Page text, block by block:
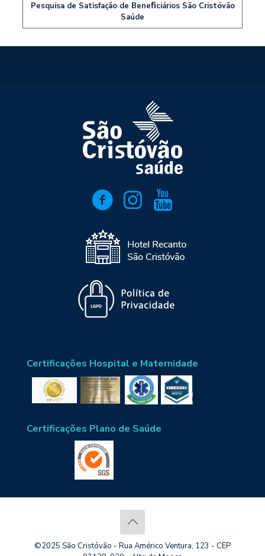
Pesquisa de Satisfação de Beneﬁciários São Cristóvão
Saúde
Certificações Hospital e Maternidade
Certificações Plano de Saúde
©2025 São Cristóvão - Rua Américo Ventura, 123 - CEP